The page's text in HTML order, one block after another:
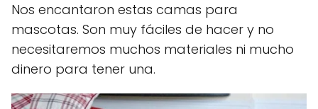
Nos encantaron estas camas para
mascotas. Son muy fáciles de hacer y no
necesitaremos muchos materiales ni mucho
dinero para tener una.